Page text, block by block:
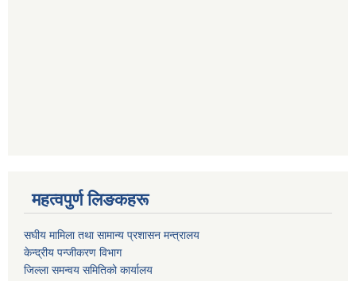
महत्वपुर्ण लिङकहरू
स‌घीय मामिला तथा सामान्य प्रशासन मन्त्रालय
केन्द्रीय पन्जीकरण विभाग
जिल्ला समन्वय समितिको कार्यालय